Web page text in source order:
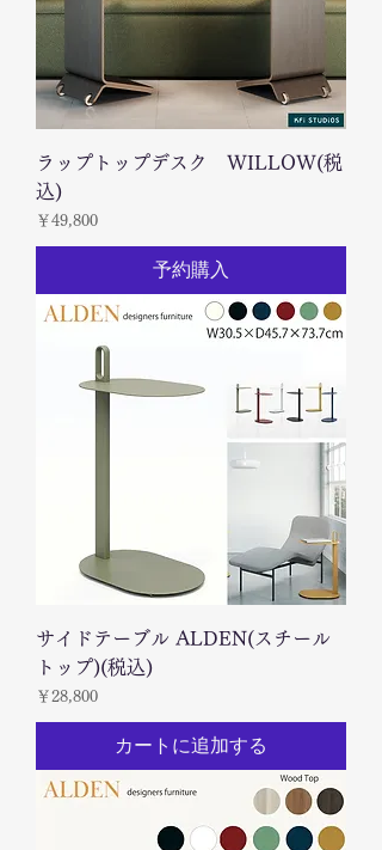
ラップトップデスク WILLOW(税
込)
価格
￥49,800
予約購入
サイドテーブル ALDEN(スチール
トップ)(税込)
価格
￥28,800
カートに追加する